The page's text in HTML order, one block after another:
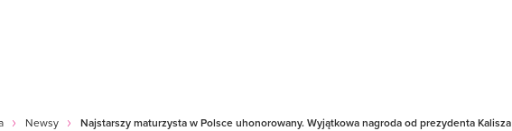
Newsy Najstarszy maturzysta w Polsce uhonorowany. Wyjątkowa nagroda od prezydenta Kalisza